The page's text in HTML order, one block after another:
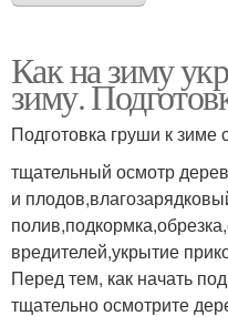
Как на зиму
зиму.
Подготовка груши к зиме
тщательный осмотр
и
вредителей,укрытие
Перед тем, как начать
тщательно осмотрите